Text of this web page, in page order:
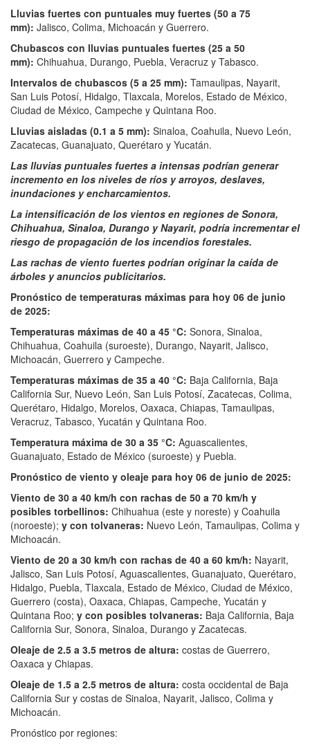
Lluvias fuertes con puntuales muy fuertes (50 a 75
mm): Jalisco, Colima, Michoacán y Guerrero.
Chubascos con lluvias puntuales fuertes (25 a 50
mm): Chihuahua, Durango, Puebla, Veracruz y Tabasco.
Intervalos de chubascos (5 a 25 mm): Tamaulipas, Nayarit,
San Luis Potosí, Hidalgo, Tlaxcala, Morelos, Estado de México,
Ciudad de México, Campeche y Quintana Roo.
Lluvias aisladas (0.1 a 5 mm): Sinaloa, Coahuila, Nuevo León,
Zacatecas, Guanajuato, Querétaro y Yucatán.
Las lluvias puntuales fuertes a intensas podrían generar
incremento en los niveles de ríos y arroyos, deslaves,
inundaciones y encharcamientos.
La intensificación de los vientos en regiones de Sonora,
Chihuahua, Sinaloa, Durango y Nayarit, podría incrementar el
riesgo de propagación de los incendios forestales.
Las rachas de viento fuertes podrían originar la caída de
árboles y anuncios publicitarios.
Pronóstico de temperaturas máximas para hoy 06 de junio
de 2025:
Temperaturas máximas de 40 a 45 °C: Sonora, Sinaloa,
Chihuahua, Coahuila (suroeste), Durango, Nayarit, Jalisco,
Michoacán, Guerrero y Campeche.
Temperaturas máximas de 35 a 40 °C: Baja California, Baja
California Sur, Nuevo León, San Luis Potosí, Zacatecas, Colima,
Querétaro, Hidalgo, Morelos, Oaxaca, Chiapas, Tamaulipas,
Veracruz, Tabasco, Yucatán y Quintana Roo.
Temperatura máxima de 30 a 35 °C: Aguascalientes,
Guanajuato, Estado de México (suroeste) y Puebla.
Pronóstico de viento y oleaje para hoy 06 de junio de 2025:
Viento de 30 a 40 km/h con rachas de 50 a 70 km/h y
posibles torbellinos: Chihuahua (este y noreste) y Coahuila
(noroeste); y con tolvaneras: Nuevo León, Tamaulipas, Colima y
Michoacán.
Viento de 20 a 30 km/h con rachas de 40 a 60 km/h: Nayarit,
Jalisco, San Luis Potosí, Aguascalientes, Guanajuato, Querétaro,
Hidalgo, Puebla, Tlaxcala, Estado de México, Ciudad de México,
Guerrero (costa), Oaxaca, Chiapas, Campeche, Yucatán y
Quintana Roo; y con posibles tolvaneras: Baja California, Baja
California Sur, Sonora, Sinaloa, Durango y Zacatecas.
Oleaje de 2.5 a 3.5 metros de altura: costas de Guerrero,
Oaxaca y Chiapas.
Oleaje de 1.5 a 2.5 metros de altura: costa occidental de Baja
California Sur y costas de Sinaloa, Nayarit, Jalisco, Colima y
Michoacán.
Pronóstico por regiones: